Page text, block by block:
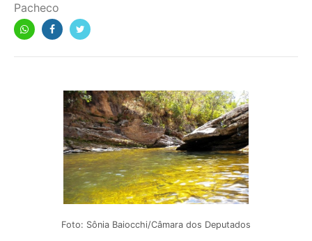
Pacheco
Foto: Sônia Baiocchi/Câmara dos Deputados